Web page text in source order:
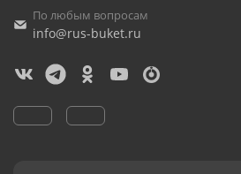
По любым вопросам
info@rus-buket.ru